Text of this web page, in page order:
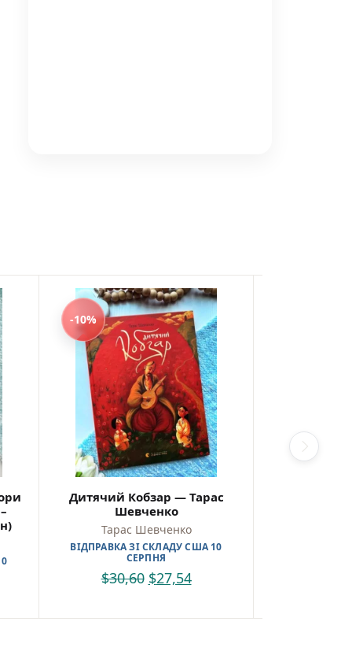
-10%
Дитячий Кобзар — Тарас
Шевченко
Тарас Шевченко
ВІДПРАВКА ЗІ СКЛАДУ США 10
СЕРПНЯ
$30,60 $27,54